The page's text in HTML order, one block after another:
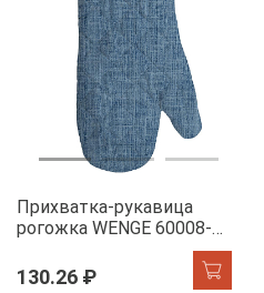
Прихватка-рукавица
рогожка WENGE 60008-11
130.26 ₽